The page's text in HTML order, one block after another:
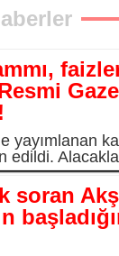
yayımlanan
edildi.
soran